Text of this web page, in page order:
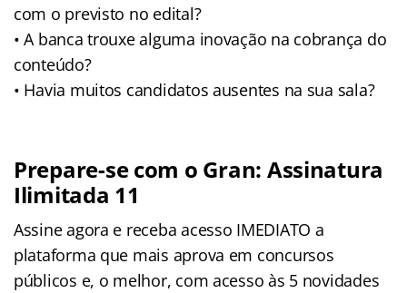
com o previsto no edital?
• A banca trouxe alguma inovação na cobrança do
conteúdo?
• Havia muitos candidatos ausentes na sua sala?
Prepare-se com o Gran: Assinatura
Ilimitada 11
Assine agora e receba acesso IMEDIATO a
plataforma que mais aprova em concursos
públicos e, o melhor, com acesso às 5 novidades